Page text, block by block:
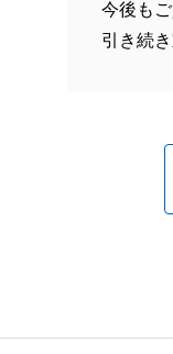
今後も
引き続